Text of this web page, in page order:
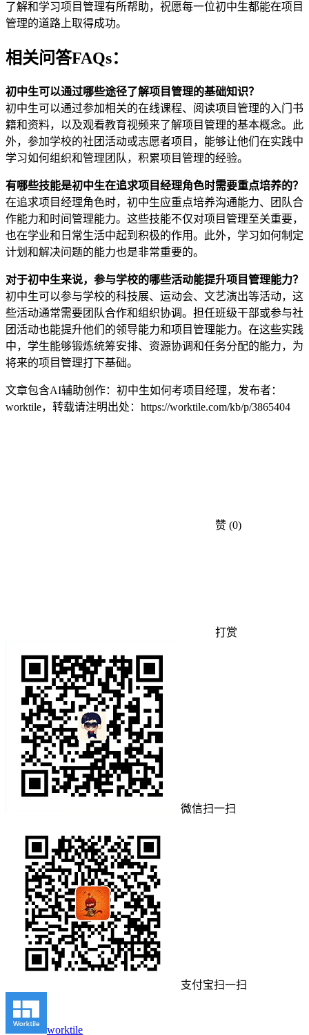
了解和学习项目管理有所帮助，祝愿每一位初中生都能在项目
管理的道路上取得成功。
相关问答FAQs：
初中生可以通过哪些途径了解项目管理的基础知识？
初中生可以通过参加相关的在线课程、阅读项目管理的入门书
籍和资料，以及观看教育视频来了解项目管理的基本概念。此
外，参加学校的社团活动或志愿者项目，能够让他们在实践中
学习如何组织和管理团队，积累项目管理的经验。
有哪些技能是初中生在追求项目经理角色时需要重点培养的？
在追求项目经理角色时，初中生应重点培养沟通能力、团队合
作能力和时间管理能力。这些技能不仅对项目管理至关重要，
也在学业和日常生活中起到积极的作用。此外，学习如何制定
计划和解决问题的能力也是非常重要的。
对于初中生来说，参与学校的哪些活动能提升项目管理能力？
初中生可以参与学校的科技展、运动会、文艺演出等活动，这
些活动通常需要团队合作和组织协调。担任班级干部或参与社
团活动也能提升他们的领导能力和项目管理能力。在这些实践
中，学生能够锻炼统筹安排、资源协调和任务分配的能力，为
将来的项目管理打下基础。
文章包含AI辅助创作：初中生如何考项目经理，发布者：
worktile，转载请注明出处： https://worktile.com/kb/p/3865404
赞 (0)
打赏
微信扫一扫
支付宝扫一扫
worktile